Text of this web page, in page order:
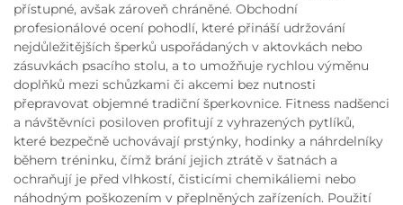
přístupné, avšak zároveň chráněné. Obchodní
profesionálové ocení pohodlí, které přináší udržování
nejdůležitějších šperků uspořádaných v aktovkách nebo
zásuvkách psacího stolu, a to umožňuje rychlou výměnu
doplňků mezi schůzkami či akcemi bez nutnosti
přepravovat objemné tradiční šperkovnice. Fitness nadšenci
a návštěvníci posiloven profitují z vyhrazených pytlíků,
které bezpečně uchovávají prstýnky, hodinky a náhrdelníky
během tréninku, čímž brání jejich ztrátě v šatnách a
ochraňují je před vlhkostí, čisticími chemikáliemi nebo
náhodným poškozením v přeplněných zařízeních. Použití